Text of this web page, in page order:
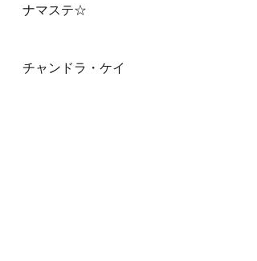
ナマステ☆
チャンドラ・ケイ